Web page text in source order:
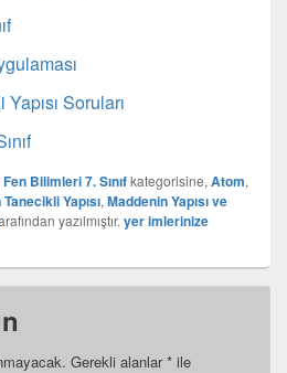
Soruları
Fen Bilimleri 7. Sınıfkategorisine, Atom,
Yapısı, Maddenin Yapısı ve
yazılmıştır. yer imlerinize
Gerekli alanlar* ile